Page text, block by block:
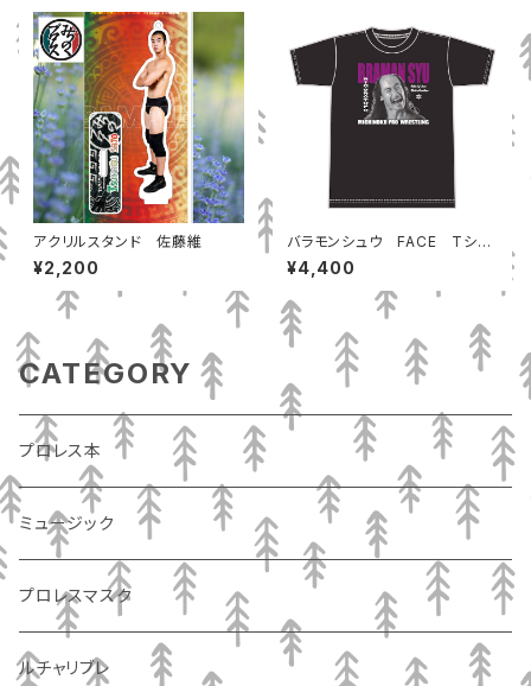
アクリルスタンド 佐藤維
¥2,200
バラモンシュウ FACE Tシャ
ツ
¥4,400
CATEGORY
プロレス本
ミュージック
プロレスマスク
ルチャリブレ